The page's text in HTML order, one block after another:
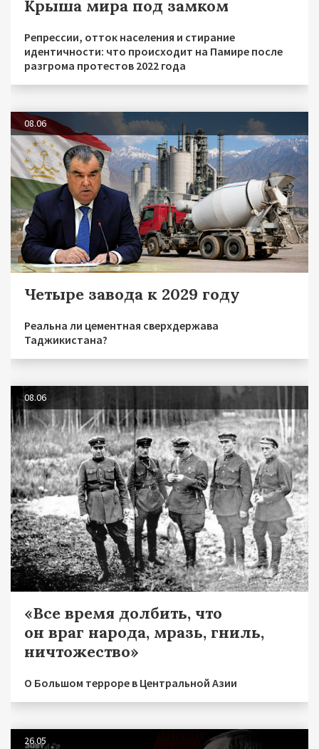
Крыша мира под замком
Репрессии, отток населения и стирание
идентичности: что происходит на Памире после
разгрома протестов 2022 года
08.06
Четыре завода к 2029 году
Реальна ли цементная сверхдержава
Таджикистана?
08.06
«Все время долбить, что
он враг народа, мразь, гниль,
ничтожество»
О Большом терроре в Центральной Азии
26.05